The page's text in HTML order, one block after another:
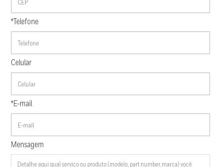
*Telefone
Celular
*E-mail
Mensagem